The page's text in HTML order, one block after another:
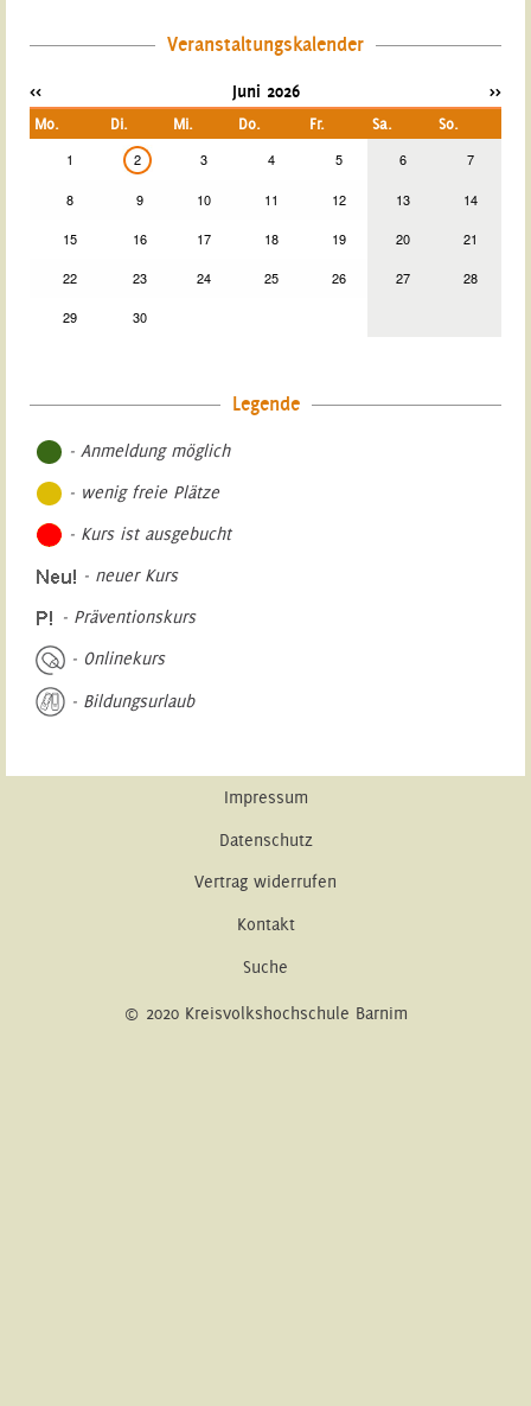
Veranstaltungskalender
<< Juni 2026 >>
Mo. Di. Mi. Do. Fr. Sa. So.
1 2 3 4 5 6 7
8 9 10 11 12 13 14
15 16 17 18 19 20 21
22 23 24 25 26 27 28
29 30
Legende
- Anmeldung möglich
- wenig freie Plätze
- Kurs ist ausgebucht
- neuer Kurs
- Präventionskurs
- Onlinekurs
- Bildungsurlaub
Impressum
Datenschutz
Vertrag widerrufen
Kontakt
Suche
© 2020 Kreisvolkshochschule Barnim